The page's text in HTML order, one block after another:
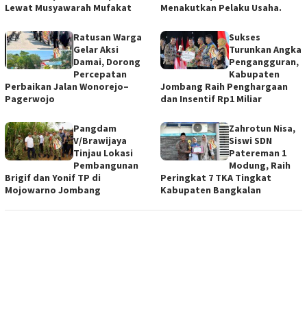
Lewat Musyawarah Mufakat
Menakutkan Pelaku Usaha.
Ratusan Warga
Gelar Aksi
Damai, Dorong
Percepatan
Perbaikan Jalan Wonorejo–
Pagerwojo
Sukses
Turunkan Angka
Pengangguran,
Kabupaten
Jombang Raih Penghargaan
dan Insentif Rp1 Miliar
Pangdam
V/Brawijaya
Tinjau Lokasi
Pembangunan
Brigif dan Yonif TP di
Mojowarno Jombang
Zahrotun Nisa,
Siswi SDN
Patereman 1
Modung, Raih
Peringkat 7 TKA Tingkat
Kabupaten Bangkalan